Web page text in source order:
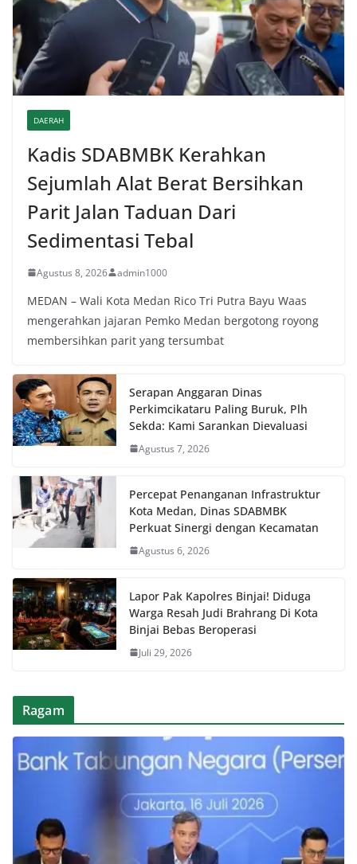
DAERAH
Kadis SDABMBK Kerahkan
Sejumlah Alat Berat Bersihkan
Parit Jalan Taduan Dari
Sedimentasi Tebal
Agustus 8, 2026 admin1000
MEDAN – Wali Kota Medan Rico Tri Putra Bayu Waas
mengerahkan jajaran Pemko Medan bergotong royong
membersihkan parit yang tersumbat
Serapan Anggaran Dinas
Perkimcikataru Paling Buruk, Plh
Sekda: Kami Sarankan Dievaluasi
Agustus 7, 2026
Percepat Penanganan Infrastruktur
Kota Medan, Dinas SDABMBK
Perkuat Sinergi dengan Kecamatan
Agustus 6, 2026
Lapor Pak Kapolres Binjai! Diduga
Warga Resah Judi Brahrang Di Kota
Binjai Bebas Beroperasi
Juli 29, 2026
Ragam